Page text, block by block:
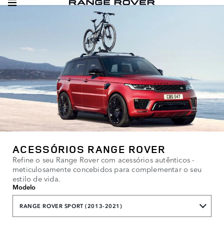
ACESSÓRIOS RANGE ROVER
Refine o seu Range Rover com acessórios autênticos -
meticulosamente concebidos para complementar o seu
estilo de vida.
Modelo
RANGE ROVER SPORT (2013-2021)